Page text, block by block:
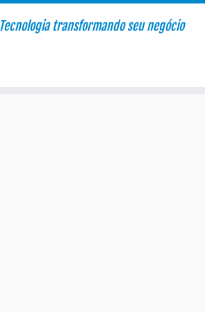
Tecnologia transformando seu negócio